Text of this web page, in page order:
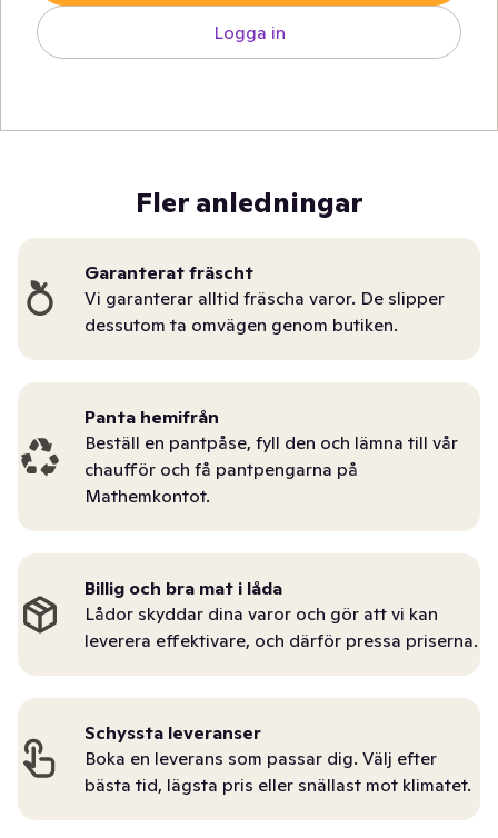
Logga in
Fler anledningar
Garanterat fräscht
Vi garanterar alltid fräscha varor. De slipper
dessutom ta omvägen genom butiken.
Panta hemifrån
Beställ en pantpåse, fyll den och lämna till vår
chaufför och få pantpengarna på
Mathemkontot.
Billig och bra mat i låda
Lådor skyddar dina varor och gör att vi kan
leverera effektivare, och därför pressa priserna.
Schyssta leveranser
Boka en leverans som passar dig. Välj efter
bästa tid, lägsta pris eller snällast mot klimatet.